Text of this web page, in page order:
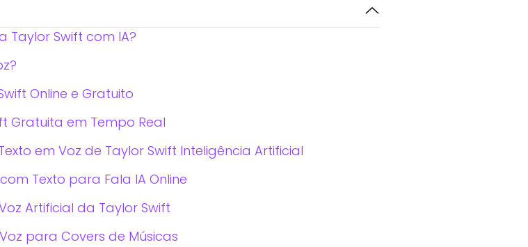
Taylor Swift com IA?
Online e Gratuito
Gratuita em Tempo Real
em Voz de Taylor Swift Inteligência Artificial
Texto para Fala IA Online
Artificial da Taylor Swift
para Covers de Músicas